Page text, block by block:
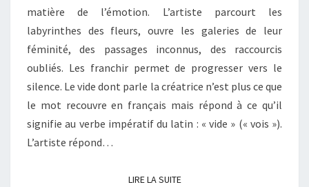
MOONSET,
REINHARD
BLANK)
matière de l’émotion. L’artiste parcourt les
labyrinthes des fleurs, ouvre les galeries de leur
féminité, des passages inconnus, des raccourcis
oubliés. Les franchir permet de progresser vers le
silence. Le vide dont parle la créatrice n’est plus ce que
le mot recouvre en français mais répond à ce qu’il
signifie au verbe impératif du latin : « vide » (« vois »).
L’artiste répond…
LIRE LA SUITELIRE LA SUITE